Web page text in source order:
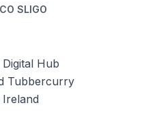
CO SLIGO
Hub
Tubbercurry
Ireland